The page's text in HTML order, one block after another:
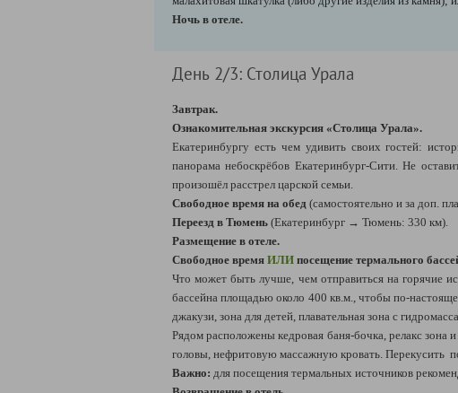
Ночь в отеле.
День 2/3: Столица Урала
Завтрак.
Ознакомительная экскурсия «Столица Урала».
Екатеринбургу есть чем удивить своих гостей:
панорама небоскрёбов Екатеринбург-Сити. Не
произошёл расстрел царской семьи.
Свободное время на обед (самостоятельно и за доп.
Переезд в Тюмень (Екатеринбург → Тюмень: 330 км).
Размещение в отеле.
Свободное время ИЛИ посещение термального
Что может быть лучше, чем отправиться на горячие
бассейна площадью около 400 кв.м., чтобы по-
джакузи, зона для детей, плавательная зона с
Рядом расположены кедровая баня-бочка, релакс
головы, нефритовую массажную кровать. Перекусить
Важно: для посещения термальных источников